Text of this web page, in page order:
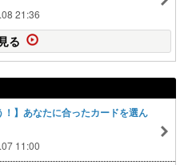
21:36
る
！】あなたに合ったカードを選ん
11:00